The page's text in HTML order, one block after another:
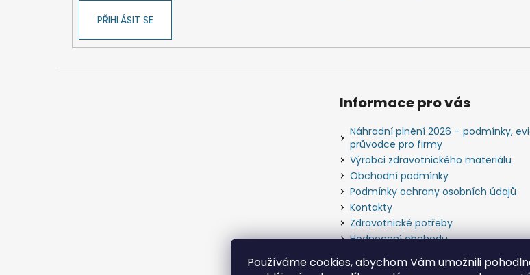
Používáme cookies, abychom Vám umožnili
PŘIHLÁSIT SE
Informace pro vás
Náhradní plnění 2026 – podmínky,
průvodce pro firmy
Výrobci zdravotnického materiálu
Obchodní podmínky
Podmínky ochrany osobních údajů
Kontakty
Zdravotnické potřeby
Hodnocení obchodu